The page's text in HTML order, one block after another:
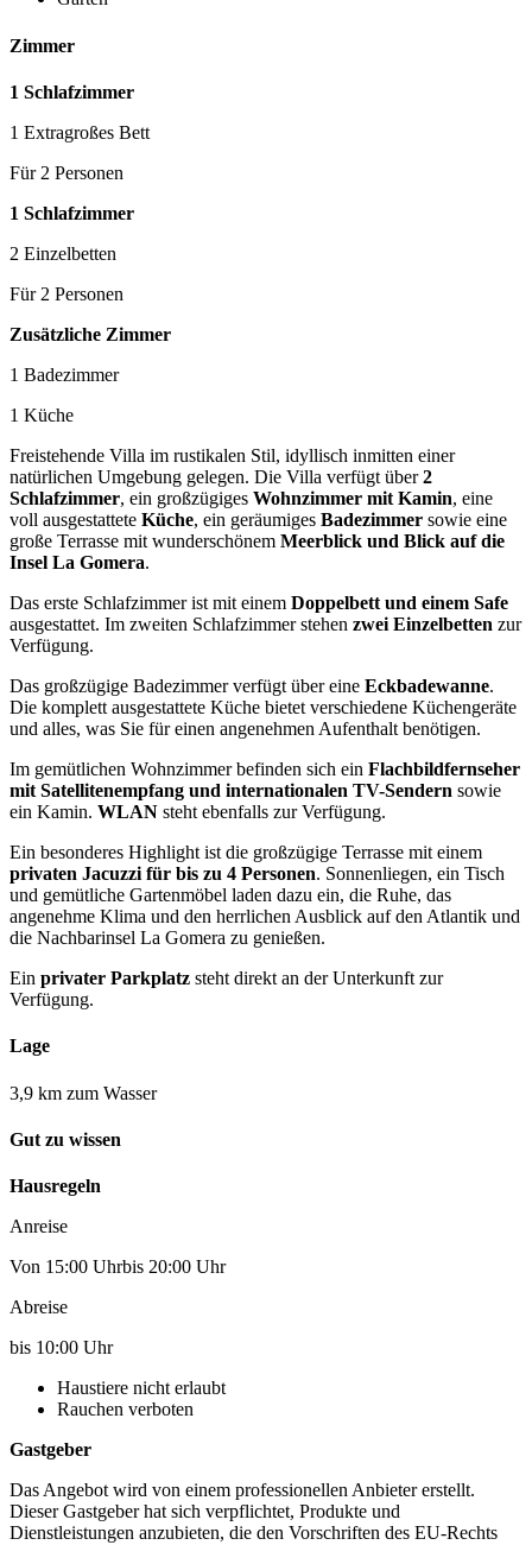
Zimmer
1 Schlafzimmer
1 Extragroßes Bett
Für 2 Personen
1 Schlafzimmer
2 Einzelbetten
Für 2 Personen
Zusätzliche Zimmer
1 Badezimmer
1 Küche
Freistehende Villa im rustikalen Stil, idyllisch inmitten einer
natürlichen Umgebung gelegen. Die Villa verfügt über2
Schlafzimmer, ein großzügiges Wohnzimmer mit Kamin, eine
voll ausgestattete Küche, ein geräumiges Badezimmer sowie eine
große Terrasse mit wunderschönem Meerblick und Blick auf die
Insel La Gomera.
Das erste Schlafzimmer ist mit einem Doppelbett und einem Safe
ausgestattet. Im zweiten Schlafzimmer stehen zwei Einzelbetten zur
Verfügung.
Das großzügige Badezimmer verfügt über eine Eckbadewanne.
Die komplett ausgestattete Küche bietet verschiedene Küchengeräte
und alles, was Sie für einen angenehmen Aufenthalt benötigen.
Im gemütlichen Wohnzimmer befinden sich ein Flachbildfernseher
mit Satellitenempfang und internationalen TV-Sendern sowie
ein Kamin. WLAN steht ebenfalls zur Verfügung.
Ein besonderes Highlight ist die großzügige Terrasse mit einem
privaten Jacuzzi für bis zu 4 Personen. Sonnenliegen, ein Tisch
und gemütliche Gartenmöbel laden dazu ein, die Ruhe, das
angenehme Klima und den herrlichen Ausblick auf den Atlantik und
die Nachbarinsel La Gomera zu genießen.
Ein privater Parkplatz steht direkt an der Unterkunft zur
Verfügung.
Lage
3,9 km zum Wasser
Gut zu wissen
Hausregeln
Anreise
Von 15:00 Uhrbis 20:00 Uhr
Abreise
bis 10:00 Uhr
Haustiere nicht erlaubt
Rauchen verboten
Gastgeber
Das Angebot wird von einem professionellen Anbieter erstellt.
Dieser Gastgeber hat sich verpflichtet, Produkte und
Dienstleistungen anzubieten, die den Vorschriften des EU-Rechts